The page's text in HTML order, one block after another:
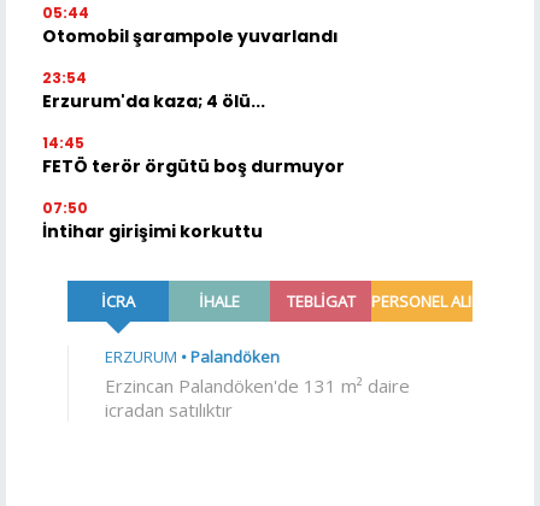
05:44
Otomobil şarampole yuvarlandı
23:54
Erzurum'da kaza; 4 ölü...
14:45
FETÖ terör örgütü boş durmuyor
07:50
İntihar girişimi korkuttu